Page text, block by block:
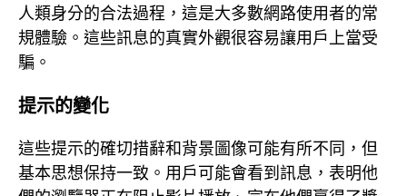
人類身分的合法過程，這是大多數網路使用者的常
規體驗。這些訊息的真實外觀很容易讓用戶上當受
騙。
提示的變化
這些提示的確切措辭和背景圖像可能有所不同，但
基本思想保持一致。用戶可能會看到訊息，表明他